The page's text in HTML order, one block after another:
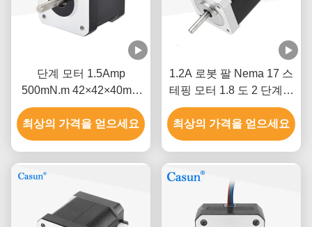
단계 모터 1.5Amp
500mN.m 42×42×40mm
ISO CE와 함께 NEMA 17
최상의 가격을 얻으세요
1.2A 로봇 팔 Nema 17 스
테핑 모터 1.8 도 2 단계고
정밀도
최상의 가격을 얻으세요